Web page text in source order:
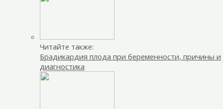
Читайте также:
Брадикардия плода при беременности, причины и
диагностика